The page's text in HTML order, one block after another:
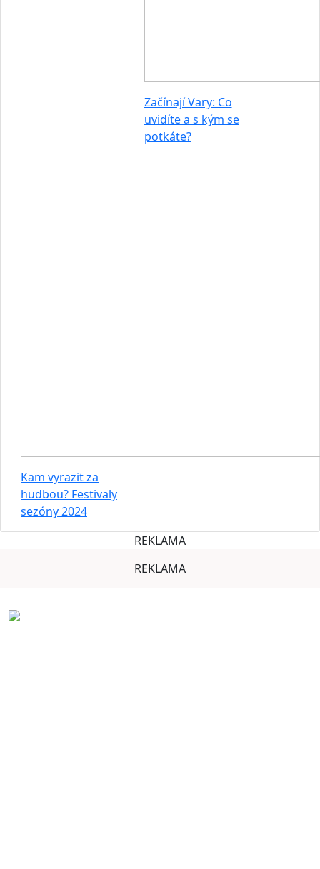
Kam vyrazit za
hudbou? Festivaly
sezóny 2024
Začínají Vary: Co
uvidíte a s kým se
potkáte?
REKLAMA
REKLAMA